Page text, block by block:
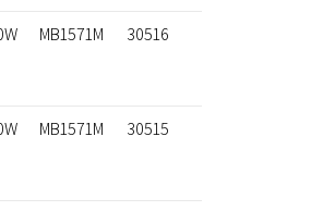
30516
MB1571M
30515
MB1571M